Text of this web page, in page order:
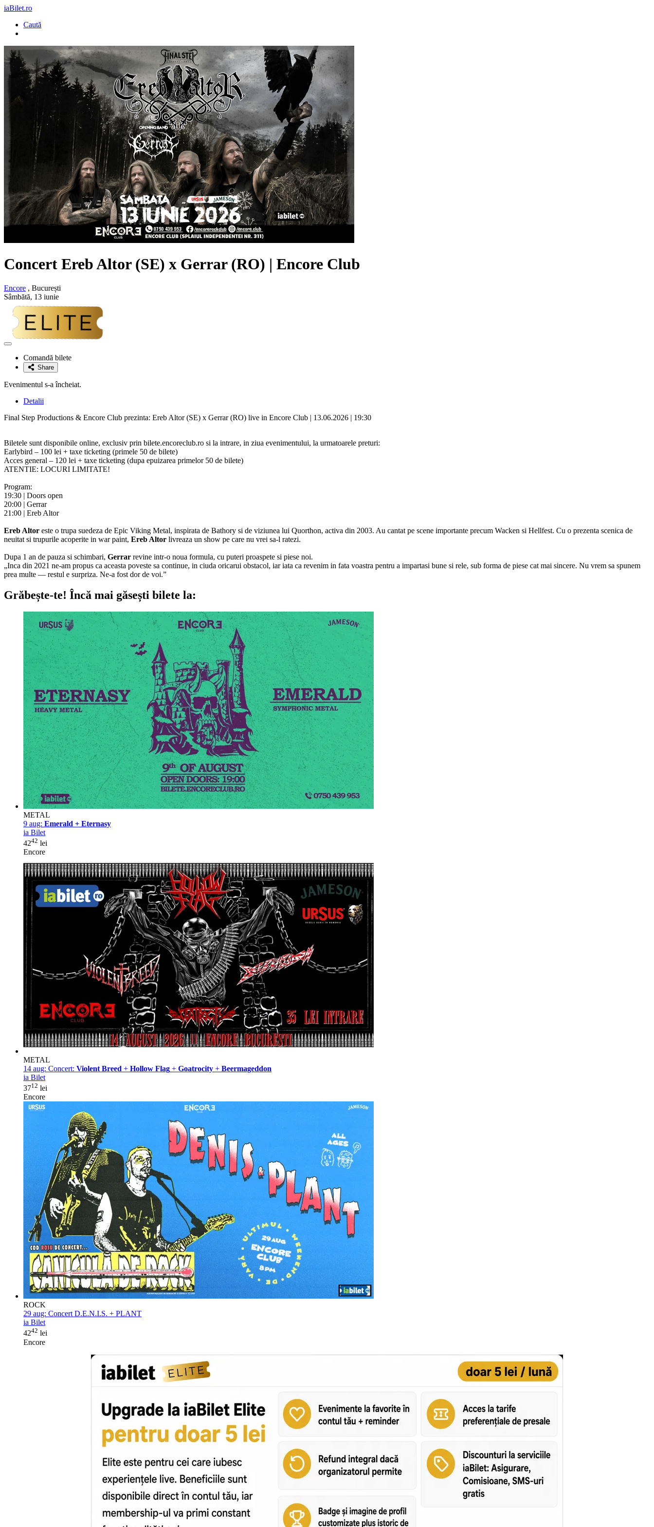
iaBilet.ro
Caută
Concert Ereb Altor(SE) x Gerrar (RO) | Encore Club
Encore , București
Sâmbătă, 13 iunie
Adaugă
favoriteComandă bilete
Share
Evenimentul s-a încheiat.
Detalii
Final Step Productions & Encore Club prezinta: Ereb Altor (SE) x Gerrar (RO) live in Encore Club | 13.06.2026 | 19:30
Biletele sunt disponibile online, exclusiv prin bilete.encoreclub.ro si la intrare, in ziua evenimentului, la urmatoarele preturi:
Earlybird – 100 lei + taxe ticketing (primele 50 de bilete)
Acces general – 120 lei + taxe ticketing (dupa epuizarea primelor 50 de bilete)
ATENTIE: LOCURI LIMITATE!
Program:
19:30 | Doors open
20:00 | Gerrar
21:00 | Ereb Altor
Ereb Altor este o trupa suedeza de Epic Viking Metal, inspirata de Bathory si de viziunea lui Quorthon, activa din 2003. Au cantat pe scene importante precum Wacken si Hellfest. Cu o prezenta scenica de
neuitat si trupurile acoperite in war paint, Ereb Altor livreaza un show pe care nu vrei sa-l ratezi.
Dupa 1 an de pauza si schimbari, Gerrar revine intr-o noua formula, cu puteri proaspete si piese noi.
„Inca din 2021 ne-am propus ca aceasta poveste sa continue, in ciuda oricarui obstacol, iar iata ca revenim in fata voastra pentru a impartasi bune si rele, sub forma de piese cat mai sincere. Nu vrem sa spunem
prea multe — restul e surpriza. Ne-a fost dor de voi.”
Grăbește-te! Încă mai găsești bilete la:
METAL
9 aug: Emerald + Eternasy
ia Bilet
4242 lei
Encore
METAL
14 aug: Concert: Violent Breed + Hollow Flag + Goatrocity + Beermageddon
ia Bilet
3712 lei
Encore
ROCK
29 aug: Concert D.E.N.I.S. + PLANT
ia Bilet
4242 lei
Encore